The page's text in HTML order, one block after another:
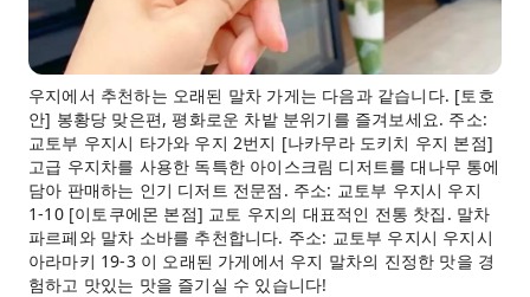
우지에서 추천하는 오래된 말차 가게는 다음과 같습니다. [토호
안] 봉황당 맞은편, 평화로운 차밭 분위기를 즐겨보세요. 주소:
교토부 우지시 타가와 우지 2번지 [나카무라 도키치 우지 본점]
고급 우지차를 사용한 독특한 아이스크림 디저트를 대나무 통에
담아 판매하는 인기 디저트 전문점. 주소: 교토부 우지시 우지
1-10 [이토쿠에몬 본점] 교토 우지의 대표적인 전통 찻집. 말차
파르페와 말차 소바를 추천합니다. 주소: 교토부 우지시 우지시
아라마키 19-3 이 오래된 가게에서 우지 말차의 진정한 맛을 경
험하고 맛있는 맛을 즐기실 수 있습니다!